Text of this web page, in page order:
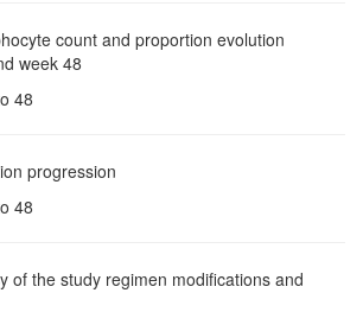
count and proportion evolution
week 48
48
progression
48
of the study regimen modifications and